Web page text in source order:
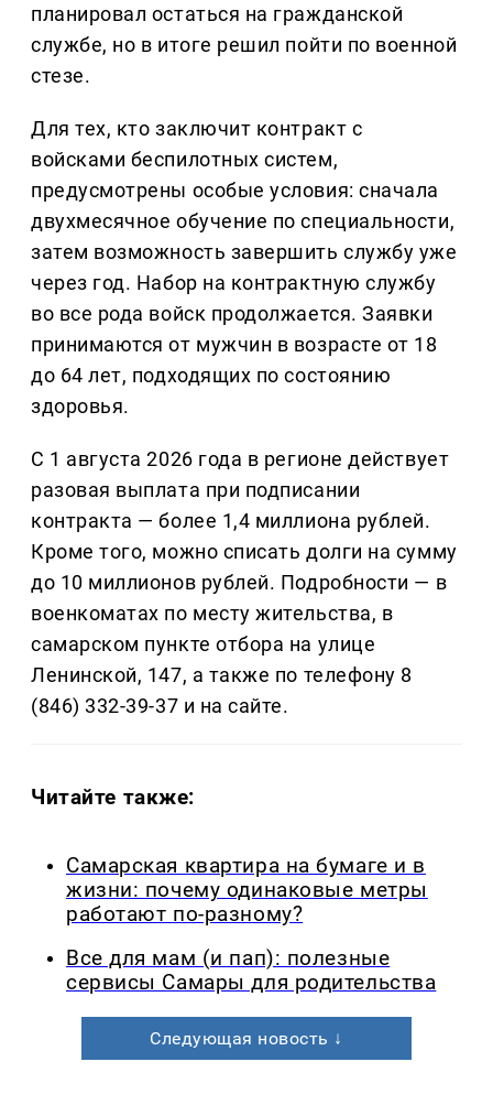
планировал остаться на гражданской
службе, но в итоге решил пойти по военной
стезе.
Для тех, кто заключит контракт с
войсками беспилотных систем,
предусмотрены особые условия: сначала
двухмесячное обучение по специальности,
затем возможность завершить службу уже
через год. Набор на контрактную службу
во все рода войск продолжается. Заявки
принимаются от мужчин в возрасте от 18
до 64 лет, подходящих по состоянию
здоровья.
С 1 августа 2026 года в регионе действует
разовая выплата при подписании
контракта — более 1,4 миллиона рублей.
Кроме того, можно списать долги на сумму
до 10 миллионов рублей. Подробности — в
военкоматах по месту жительства, в
самарском пункте отбора на улице
Ленинской, 147, а также по телефону 8
(846) 332-39-37 и на сайте.
Читайте также:
Самарская квартира на бумаге и в
жизни: почему одинаковые метры
работают по-разному?
Все для мам (и пап): полезные
сервисы Самары для родительства
Следующая новость ↓